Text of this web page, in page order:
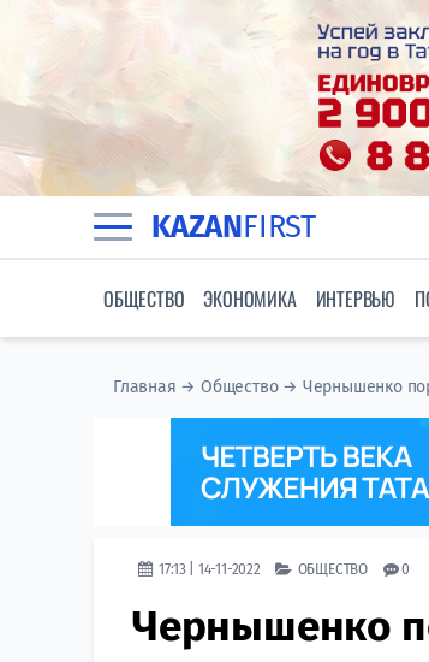
KAZANFIRST
ОБЩЕСТВО ЭКОНОМИКА ИНТЕРВЬЮ
Главная →Общество→ Чернышенко
17:13 | 14-11-2022 ОБЩЕСТВО 0
Чернышенко